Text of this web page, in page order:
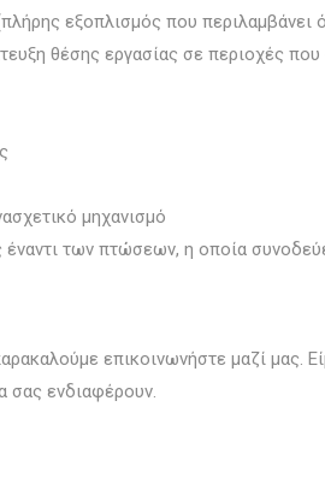
εξοπλισμός που περιλαμβάνει
θέσης εργασίας σε περιοχές που
μηχανισμό
έναντι των πτώσεων, η οποία
επικοινωνήστε μαζί μας.
σας ενδιαφέρουν.